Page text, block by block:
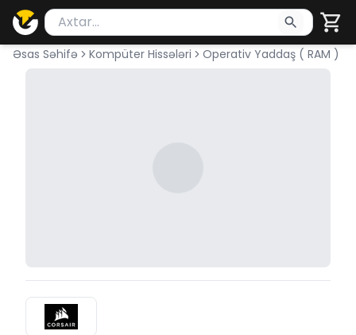
Məhsul axtar
Axtarış üçün ən azı 2 simvol yazın. Göndərmək
Əsas Səhifə Kompüter Hissələri Operativ Yaddaş ( RAM )